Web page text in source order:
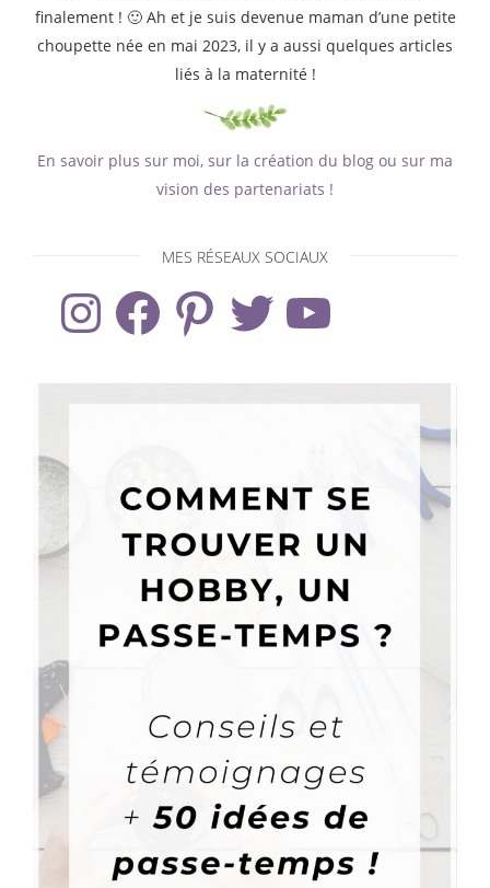
finalement ! 🙂 Ah et je suis devenue maman d’une petite
choupette née en mai 2023, il y a aussi quelques articles
liés à la maternité !
En savoir plus sur moi, sur la création du blog ou sur ma
vision des partenariats !
MES RÉSEAUX SOCIAUX
InstagramFacebook PinterestTwitter YouTube